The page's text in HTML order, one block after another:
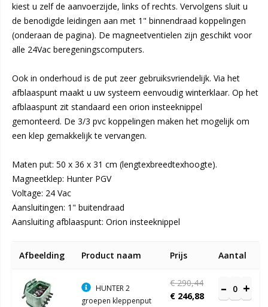
kiest u zelf de aanvoerzijde, links of rechts. Vervolgens sluit u
de benodigde leidingen aan met 1" binnendraad koppelingen
(onderaan de pagina). De magneetventielen zijn geschikt voor
alle 24Vac beregeningscomputers.
Ook in onderhoud is de put zeer gebruiksvriendelijk. Via het
afblaaspunt maakt u uw systeem eenvoudig winterklaar. Op het
afblaaspunt zit standaard een orion insteeknippel
gemonteerd. De 3/3 pvc koppelingen maken het mogelijk om
een klep gemakkelijk te vervangen.
Maten put: 50 x 36 x 31 cm (lengtexbreedtexhoogte).
Magneetklep: Hunter PGV
Voltage: 24 Vac
Aansluitingen: 1" buitendraad
Aansluiting afblaaspunt: Orion insteeknippel
productitems
Afbeelding Product naam Prijs Aantal
HUNTER 2
groepen kleppenput
€ 246,88
€ 290,44